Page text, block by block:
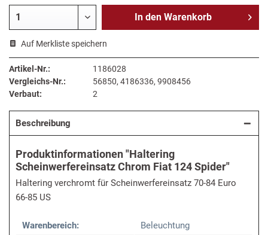
In den Warenkorb
Auf Merkliste speichern
Artikel-Nr.:
1186028
Vergleichs-Nr.:
56850, 4186336, 9908456
Verbaut:
2
Beschreibung
Produktinformationen "Haltering
Scheinwerfereinsatz Chrom Fiat 124 Spider"
Haltering verchromt für Scheinwerfereinsatz 70-84 Euro
66-85 US
Warenbereich:
Beleuchtung